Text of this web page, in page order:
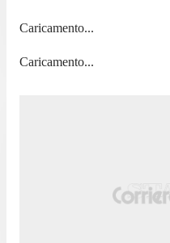
Caricamento...
Caricamento...